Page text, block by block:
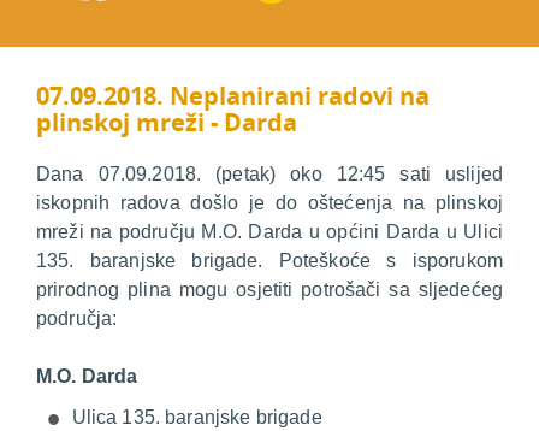
07.09.2018. Neplanirani radovi na
plinskoj mreži - Darda
Dana 07.09.2018. (petak) oko 12:45 sati uslijed
iskopnih radova došlo je do oštećenja na plinskoj
mreži na području M.O. Darda u općini Darda u Ulici
135. baranjske brigade. Poteškoće s isporukom
prirodnog plina mogu osjetiti potrošači sa sljedećeg
područja:
M.O. Darda
Ulica 135. baranjske brigade